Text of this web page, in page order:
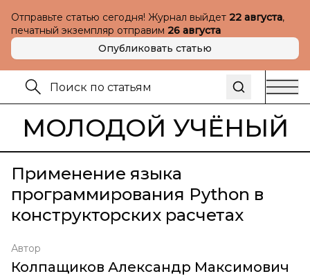
Отправьте статью сегодня! Журнал выйдет 22 августа,
печатный экземпляр отправим 26 августа
Опубликовать статью
МОЛОДОЙ УЧЁНЫЙ
Применение языка
программирования Python в
конструкторских расчетах
Автор
Колпащиков Александр Максимович